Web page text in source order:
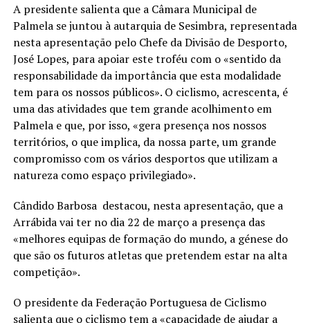
A presidente salienta que a Câmara Municipal de
Palmela se juntou à autarquia de Sesimbra, representada
nesta apresentação pelo Chefe da Divisão de Desporto,
José Lopes, para apoiar este troféu com o «sentido da
responsabilidade da importância que esta modalidade
tem para os nossos públicos». O ciclismo, acrescenta, é
uma das atividades que tem grande acolhimento em
Palmela e que, por isso, «gera presença nos nossos
territórios, o que implica, da nossa parte, um grande
compromisso com os vários desportos que utilizam a
natureza como espaço privilegiado».
Cândido Barbosa destacou, nesta apresentação, que a
Arrábida vai ter no dia 22 de março a presença das
«melhores equipas de formação do mundo, a génese do
que são os futuros atletas que pretendem estar na alta
competição».
O presidente da Federação Portuguesa de Ciclismo
salienta que o ciclismo tem a «capacidade de ajudar a